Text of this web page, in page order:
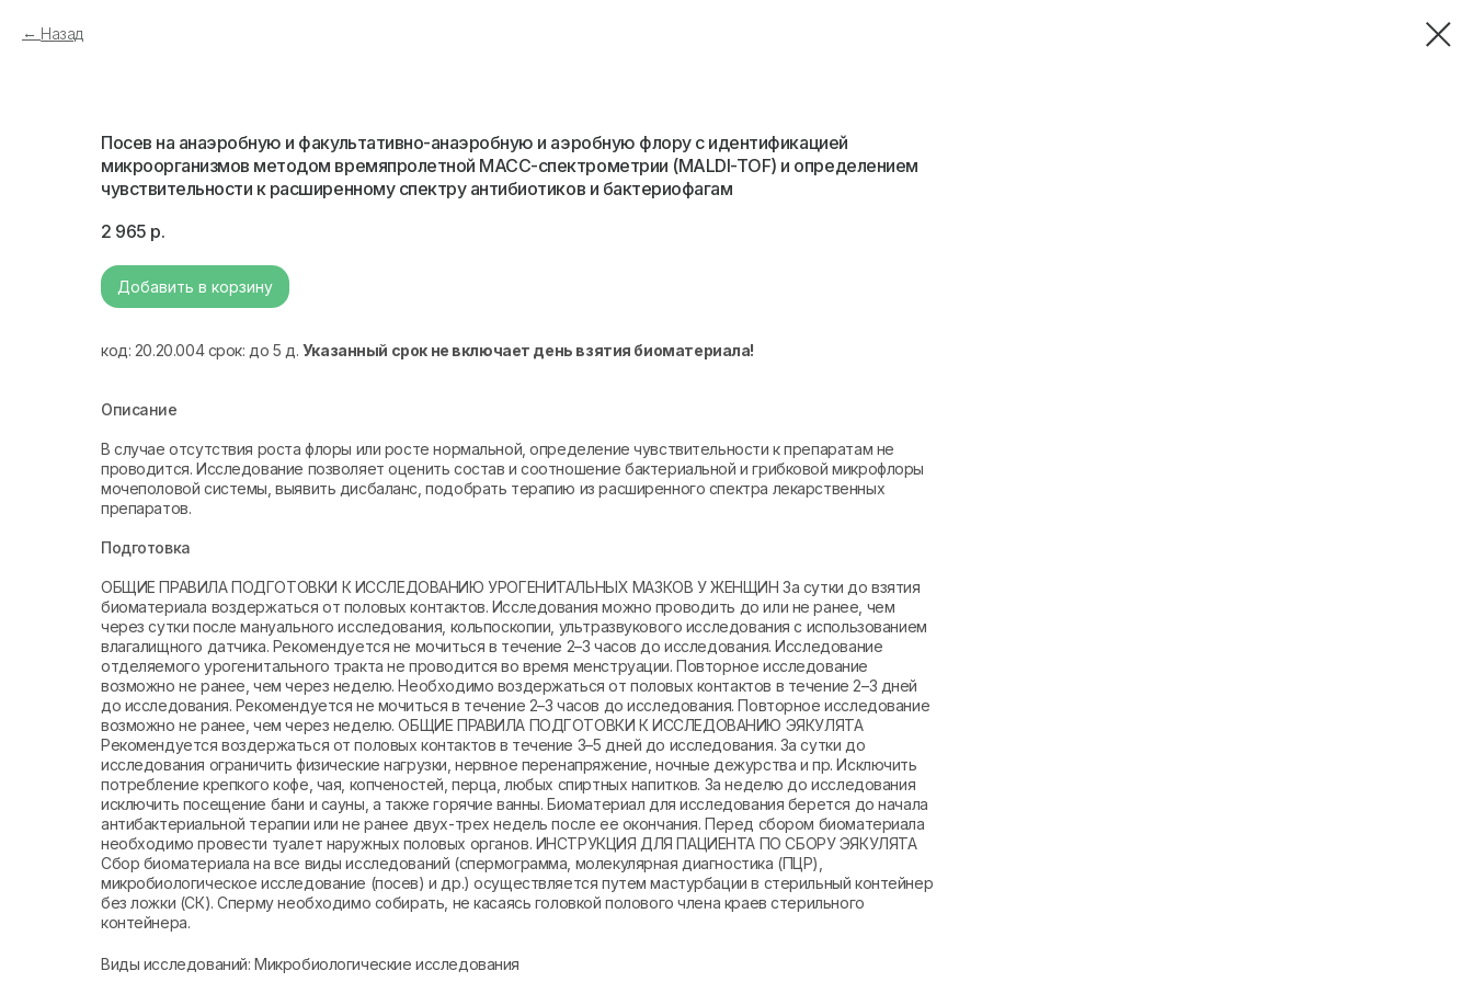
Назад
Посев на анаэробную и факультативно-анаэробную и аэробную флору с идентификацией
микроорганизмов методом времяпролетной МАСС-спектрометрии (MALDI-TOF) и определением
чувствительности к расширенному спектру антибиотиков и бактериофагам
2 965 р.
Добавить в корзину
код: 20.20.004 срок: до 5 д. Указанный срок не включает день взятия биоматериала!
Описание
В случае отсутствия роста флоры или росте нормальной, определение чувствительности к препаратам не
проводится. Исследование позволяет оценить состав и соотношение бактериальной и грибковой микрофлоры
мочеполовой системы, выявить дисбаланс, подобрать терапию из расширенного спектра лекарственных
препаратов.
Подготовка
ОБЩИЕ ПРАВИЛА ПОДГОТОВКИ К ИССЛЕДОВАНИЮ УРОГЕНИТАЛЬНЫХ МАЗКОВ У ЖЕНЩИН За сутки до взятия
биоматериала воздержаться от половых контактов. Исследования можно проводить до или не ранее, чем
через сутки после мануального исследования, кольпоскопии, ультразвукового исследования с использованием
влагалищного датчика. Рекомендуется не мочиться в течение 2–3 часов до исследования. Исследование
отделяемого урогенитального тракта не проводится во время менструации. Повторное исследование
возможно не ранее, чем через неделю. Необходимо воздержаться от половых контактов в течение 2–3 дней
до исследования. Рекомендуется не мочиться в течение 2–3 часов до исследования. Повторное исследование
возможно не ранее, чем через неделю. ОБЩИЕ ПРАВИЛА ПОДГОТОВКИ К ИССЛЕДОВАНИЮ ЭЯКУЛЯТА
Рекомендуется воздержаться от половых контактов в течение 3–5 дней до исследования. За сутки до
исследования ограничить физические нагрузки, нервное перенапряжение, ночные дежурства и пр. Исключить
потребление крепкого кофе, чая, копченостей, перца, любых спиртных напитков. За неделю до исследования
исключить посещение бани и сауны, а также горячие ванны. Биоматериал для исследования берется до начала
антибактериальной терапии или не ранее двух-трех недель после ее окончания. Перед сбором биоматериала
необходимо провести туалет наружных половых органов. ИНСТРУКЦИЯ ДЛЯ ПАЦИЕНТА ПО СБОРУ ЭЯКУЛЯТА
Сбор биоматериала на все виды исследований (спермограмма, молекулярная диагностика (ПЦР),
микробиологическое исследование (посев) и др.) осуществляется путем мастурбации в стерильный контейнер
без ложки (СК). Сперму необходимо собирать, не касаясь головкой полового члена краев стерильного
контейнера.
Виды исследований: Микробиологические исследования